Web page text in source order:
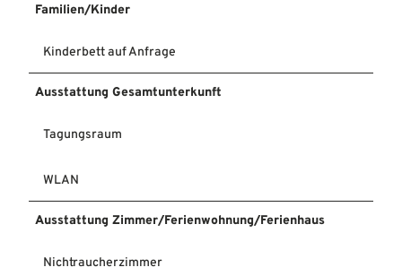
Familien/Kinder
Kinderbett auf Anfrage
Ausstattung Gesamtunterkunft
Tagungsraum
WLAN
Ausstattung Zimmer/Ferienwohnung/Ferienhaus
Nichtraucherzimmer